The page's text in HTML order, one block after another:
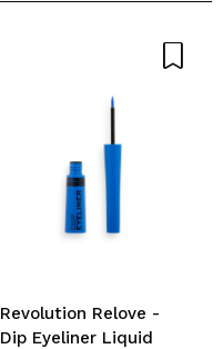
Revolution Relove -
Dip Eyeliner Liquid